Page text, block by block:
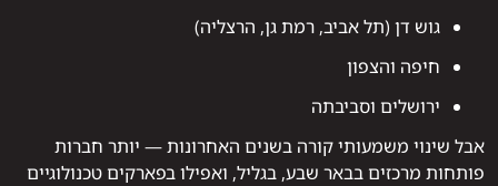
גוש דן (תל אביב, רמת גן, הרצליה)
חיפה והצפון
ירושלים וסביבתה
אבל שינוי משמעותי קורה בשנים האחרונות — יותר חברות
פותחות מרכזים בבאר שבע, בגליל, ואפילו בפארקים טכנולוגיים